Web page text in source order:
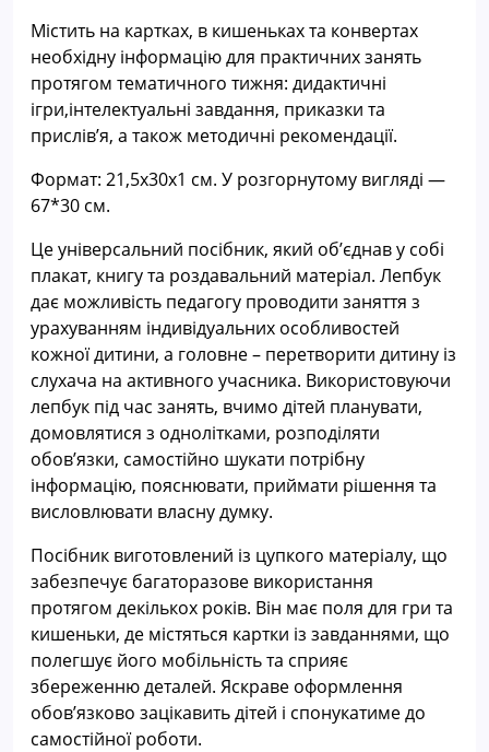
Містить на картках, в кишеньках та конвертах
необхідну інформацію для практичних занять
протягом тематичного тижня: дидактичні
ігри,інтелектуальні завдання, приказки та
прислів’я, а також методичні рекомендації.
Формат: 21,5х30х1 см. У розгорнутому вигляді —
67*30 см.
Це універсальний посібник, який об’єднав у собі
плакат, книгу та роздавальний матеріал. Лепбук
дає можливість педагогу проводити заняття з
урахуванням індивідуальних особливостей
кожної дитини, а головне – перетворити дитину із
слухача на активного учасника. Використовуючи
лепбук під час занять, вчимо дітей планувати,
домовлятися з однолітками, розподіляти
обов’язки, самостійно шукати потрібну
інформацію, пояснювати, приймати рішення та
висловлювати власну думку.
Посібник виготовлений із цупкого матеріалу, що
забезпечує багаторазове використання
протягом декількох років. Він має поля для гри та
кишеньки, де містяться картки із завданнями, що
полегшує його мобільність та сприяє
збереженню деталей. Яскраве оформлення
обов’язково зацікавить дітей і спонукатиме до
самостійної роботи.